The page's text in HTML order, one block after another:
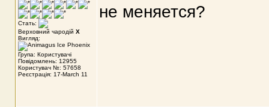
Стать:
Верховний чародій X
Вигляд:
Група: Користувачі
Повідомлень: 12955
Користувач №: 57658
Реєстрація: 17-March 11
не меняется?